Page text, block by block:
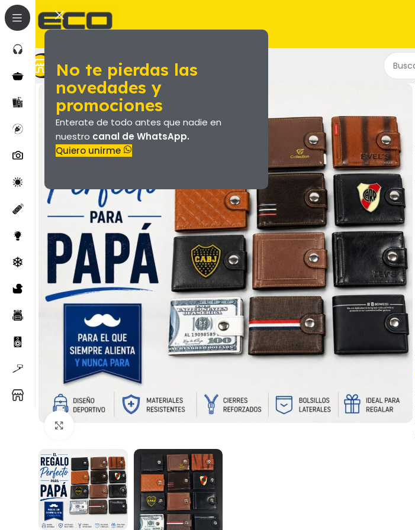
No te pierdas las
novedades y
promociones
Enterate de todo antes que nadie en
nuestro canal de WhatsApp.
Quiero unirme
Productos Marroquineria (Valijas Y Más)